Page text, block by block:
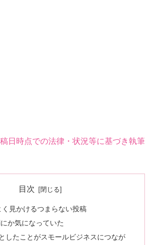
日時点での法律・状況等に基づき執筆
目次
見かけるつまらない投稿
にか気になっていた
したことがスモールビジネスにつなが